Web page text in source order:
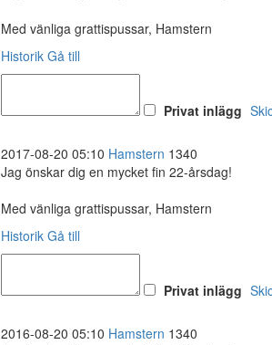
Med vänliga grattispussar, Hamstern
Historik Gå till
Privat inlägg
2017-08-20 05:10 Hamstern 1340
Jag önskar dig en mycket fin 22-årsdag!
Med vänliga grattispussar, Hamstern
Historik Gå till
Privat inlägg
2016-08-20 05:10 Hamstern 1340